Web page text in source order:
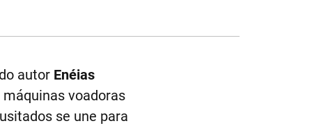
autor Enéias
voadoras
se une para